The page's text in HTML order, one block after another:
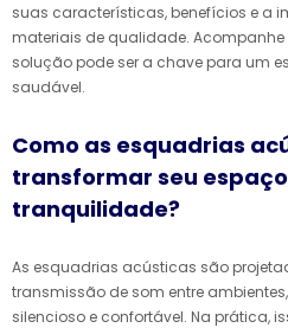
suas características, benefícios e a
materiais de qualidade.
solução pode ser a chave para um
saudável.
Como as esquadrias
transformar seu
tranquilidade?
As esquadrias acústicas são
transmissão de som entre
silencioso e confortável. Na prática,